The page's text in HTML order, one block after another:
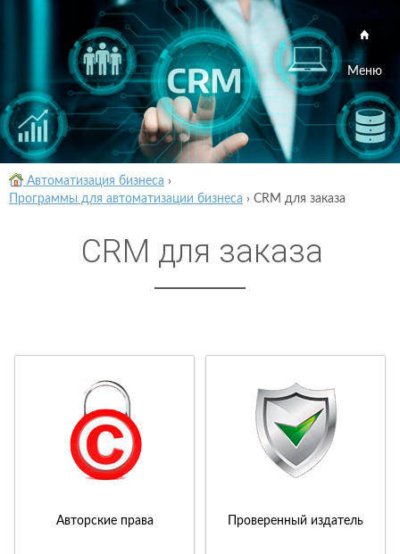
Меню
Автоматизация бизнеса ›
Программы для автоматизации бизнеса › CRM для заказа
CRM для заказа
Авторские права Проверенный издатель